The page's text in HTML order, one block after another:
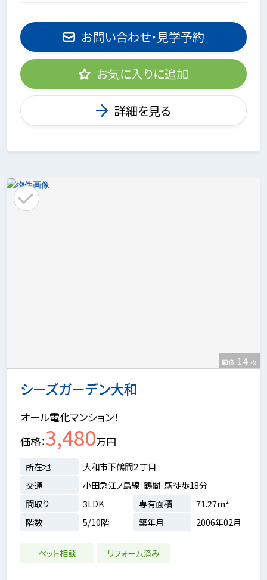
お問い合わせ・見学予約
お気に入りに追加
詳細を見る
シーズガーデン大和
画像 14 枚
オール電化マンション！
価格 3,480万円
所在地
大和市下鶴間２丁目
交通
小田急江ノ島線「鶴間」駅徒歩18分
間取り
3LDK 専有面積
71.27m²
階数
5/10階 築年月 2006年02月
ペット相談 リフォーム済み